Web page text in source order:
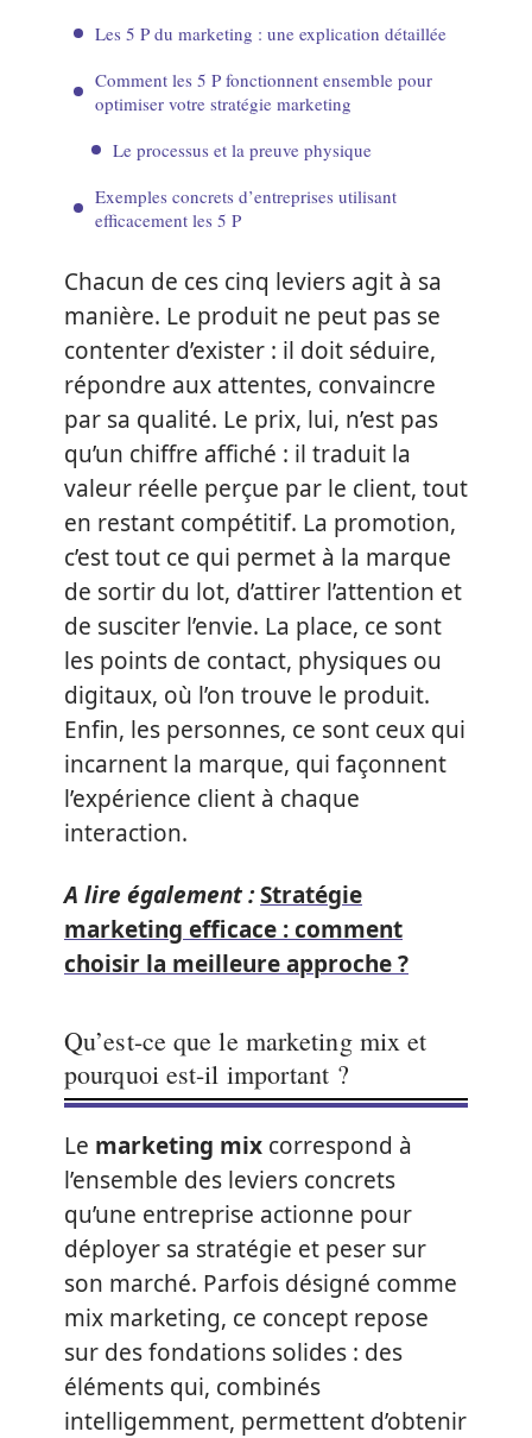
Les 5 P du marketing : une explication détaillée
Comment les 5 P fonctionnent ensemble pour
optimiser votre stratégie marketing
Le processus et la preuve physique
Exemples concrets d’entreprises utilisant
efficacement les 5 P
Chacun de ces cinq leviers agit à sa
manière. Le produit ne peut pas se
contenter d’exister : il doit séduire,
répondre aux attentes, convaincre
par sa qualité. Le prix, lui, n’est pas
qu’un chiffre affiché : il traduit la
valeur réelle perçue par le client, tout
en restant compétitif. La promotion,
c’est tout ce qui permet à la marque
de sortir du lot, d’attirer l’attention et
de susciter l’envie. La place, ce sont
les points de contact, physiques ou
digitaux, où l’on trouve le produit.
Enfin, les personnes, ce sont ceux qui
incarnent la marque, qui façonnent
l’expérience client à chaque
interaction.
A lire également :Stratégie
marketing efficace : comment
choisir la meilleure approche ?
Qu’est-ce que le marketing mix et
pourquoi est-il important ?
Le marketing mix correspond à
l’ensemble des leviers concrets
qu’une entreprise actionne pour
déployer sa stratégie et peser sur
son marché. Parfois désigné comme
mix marketing, ce concept repose
sur des fondations solides : des
éléments qui, combinés
intelligemment, permettent d’obtenir